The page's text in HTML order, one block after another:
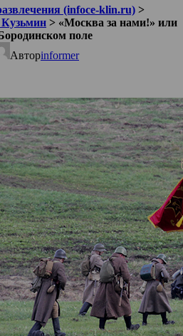
(infoce-klin.ru) >
> «Москва за нами!» или
поле
Авторinformer